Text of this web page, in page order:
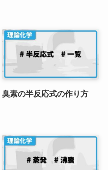
臭素の半反応式の作り方